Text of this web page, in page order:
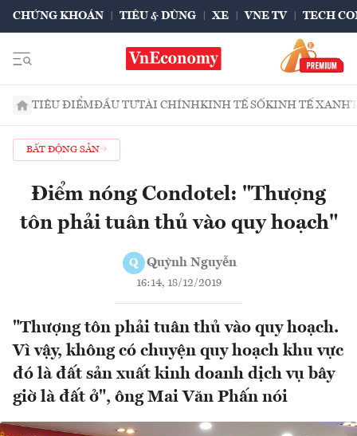
CHỨNG KHOÁN TIÊU & DÙNG XE VNE TV TECH
TIÊU ĐIỂMĐẦU TƯTÀI CHÍNHKINH TẾ SỐKINH TẾ XANH
BẤT ĐỘNG SẢN
Điểm nóng Condotel: "Thượng
tôn phải tuân thủ vào quy hoạch"
Q Quỳnh Nguyễn
16:14, 18/12/2019
"Thượng tôn phải tuân thủ vào quy hoạch.
Vì vậy, không có chuyện quy hoạch khu vực
đó là đất sản xuất kinh doanh dịch vụ bây
giờ là đất ở", ông Mai Văn Phấn nói